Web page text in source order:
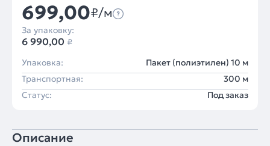
699,00₽/м
За упаковку:
6 990,00 ₽
Упаковка:
Пакет (полиэтилен) 10 м
Транспортная:
300 м
Статус:
Под заказ
Описание